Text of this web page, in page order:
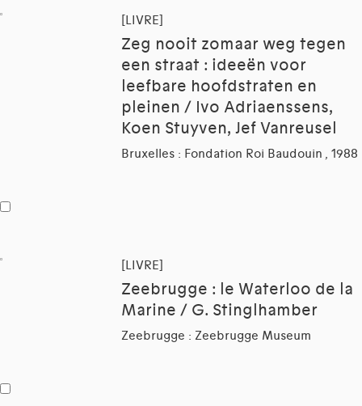
[LIVRE]
Zeg nooit zomaar weg tegen
een straat : ideeën voor
leefbare hoofdstraten en
pleinen / Ivo Adriaenssens,
Koen Stuyven, Jef Vanreusel
Bruxelles : Fondation Roi Baudouin , 1988
[LIVRE]
Zeebrugge : le Waterloo de la
Marine / G. Stinglhamber
Zeebrugge : Zeebrugge Museum